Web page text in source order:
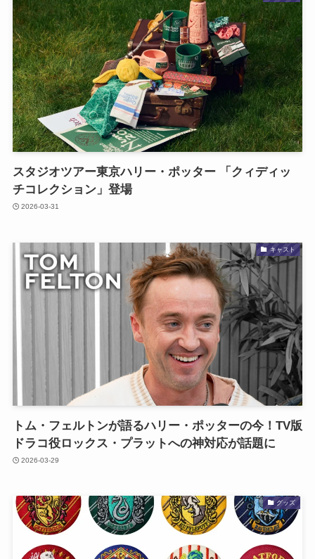
スタジオツアー東京ハリー・ポッター 「クィディッ
チコレクション」登場
2026-03-31
キャスト
トム・フェルトンが語るハリー・ポッターの今！TV版
ドラコ役ロックス・プラットへの神対応が話題に
2026-03-29
グッズ